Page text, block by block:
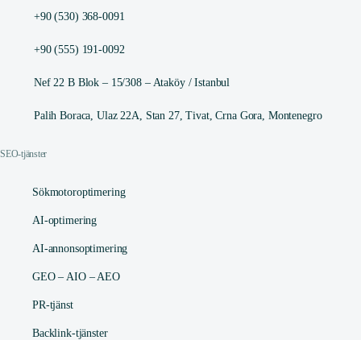
+90 (530) 368-0091
+90 (555) 191-0092
Nef 22 B Blok – 15/308 – Ataköy / Istanbul
Palih Boraca, Ulaz 22A, Stan 27, Tivat, Crna Gora, Montenegro
SEO-tjänster
Sökmotoroptimering
AI-optimering
AI-annonsoptimering
GEO – AIO – AEO
PR-tjänst
Backlink-tjänster